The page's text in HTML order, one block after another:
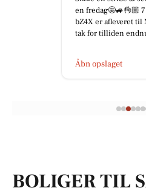
en fredag🤩🚙👌🏼 7
bZ4X er afleveret til
tak for tilliden
Åbn opslaget
BOLIGER TIL